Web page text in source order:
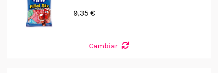
9,35 €
Cambiar